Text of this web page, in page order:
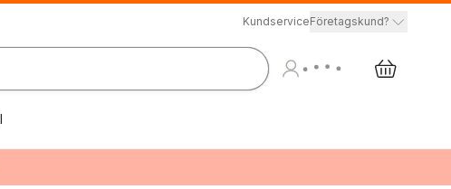
KundserviceFöretagskund?